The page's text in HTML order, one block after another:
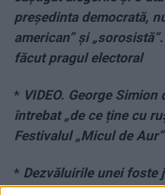
președinta democrată,
american” și
făcut pragul electoral
* VIDEO. George
întrebat „de ce ține cu
Festivalul „Micul de Aur”
* Dezvăluirile unei foste